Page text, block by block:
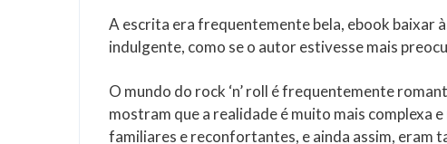
A escrita era frequentemente bela, ebook baixar
indulgente, como se o autor estivesse mais
O mundo do rock ‘n’ roll é frequentemente
mostram que a realidade é muito mais complexa
familiares e reconfortantes, e ainda assim, eram